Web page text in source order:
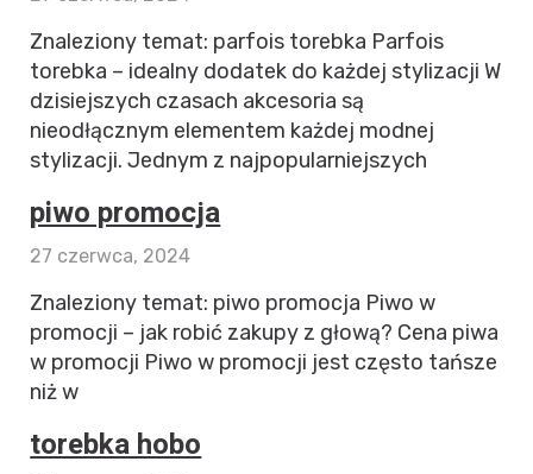
Znaleziony temat: parfois torebka Parfois
torebka – idealny dodatek do każdej stylizacji W
dzisiejszych czasach akcesoria są
nieodłącznym elementem każdej modnej
stylizacji. Jednym z najpopularniejszych
piwo promocja
27 czerwca, 2024
Znaleziony temat: piwo promocja Piwo w
promocji – jak robić zakupy z głową? Cena piwa
w promocji Piwo w promocji jest często tańsze
niż w
torebka hobo